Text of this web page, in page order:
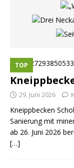
TOP
29. Juni 2026
Kneippbecken
Sanierung mit
ab 26. Juni 2026
[…]